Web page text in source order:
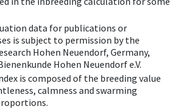
data for publications or
is subject to permission by the
Hohen Neuendorf, Germany,
Hohen Neuendorf e.V.
is composed of the breeding value
calmness and swarming